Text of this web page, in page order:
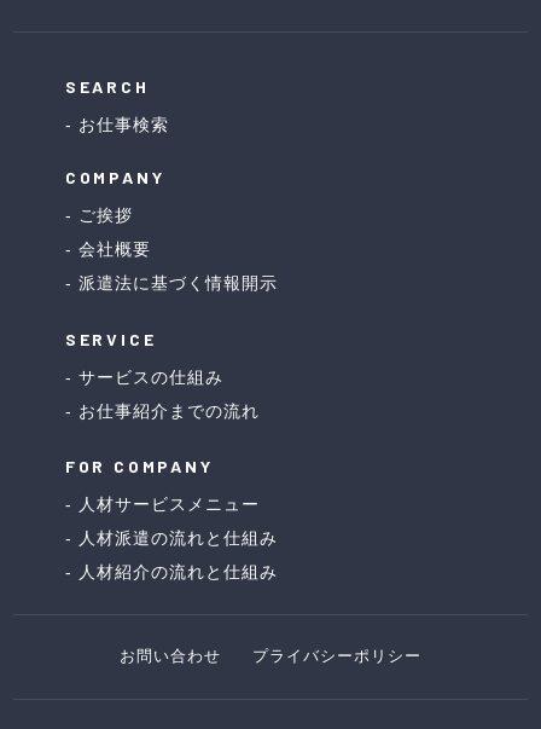
SEARCH
お仕事検索
COMPANY
ご挨拶
会社概要
派遣法に基づく情報開示
SERVICE
サービスの仕組み
お仕事紹介までの流れ
FOR COMPANY
人材サービスメニュー
人材派遣の流れと仕組み
人材紹介の流れと仕組み
お問い合わせ プライバシーポリシー